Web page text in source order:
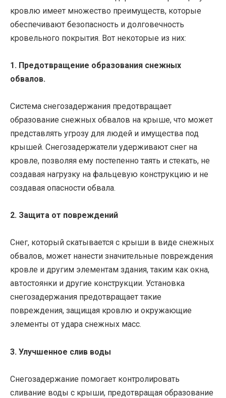
кровлю имеет множество преимуществ, которые
обеспечивают безопасность и долговечность
кровельного покрытия. Вот некоторые из них:
1. Предотвращение образования снежных
обвалов.
Система снегозадержания предотвращает
образование снежных обвалов на крыше, что может
представлять угрозу для людей и имущества под
крышей. Снегозадержатели удерживают снег на
кровле, позволяя ему постепенно таять и стекать, не
создавая нагрузку на фальцевую конструкцию и не
создавая опасности обвала.
2. Защита от повреждений
Снег, который скатывается с крыши в виде снежных
обвалов, может нанести значительные повреждения
кровле и другим элементам здания, таким как окна,
автостоянки и другие конструкции. Установка
снегозадержания предотвращает такие
повреждения, защищая кровлю и окружающие
элементы от удара снежных масс.
3. Улучшенное слив воды
Снегозадержание помогает контролировать
сливание воды с крыши, предотвращая образование